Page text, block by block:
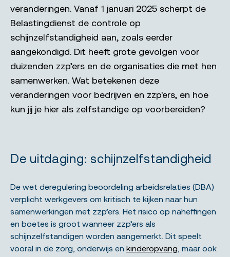
veranderingen. Vanaf 1 januari 2025 scherpt de
Belastingdienst de controle op
schijnzelfstandigheid aan, zoals eerder
aangekondigd. Dit heeft grote gevolgen voor
duizenden zzp’ers en de organisaties die met hen
samenwerken. Wat betekenen deze
veranderingen voor bedrijven en zzp'ers, en hoe
kun jij je hier als zelfstandige op voorbereiden?
De uitdaging: schijnzelfstandigheid
De wet deregulering beoordeling arbeidsrelaties (DBA)
verplicht werkgevers om kritisch te kijken naar hun
samenwerkingen met zzp’ers. Het risico op naheffingen
en boetes is groot wanneer zzp’ers als
schijnzelfstandigen worden aangemerkt. Dit speelt
vooral in de zorg, onderwijs en kinderopvang , maar ook